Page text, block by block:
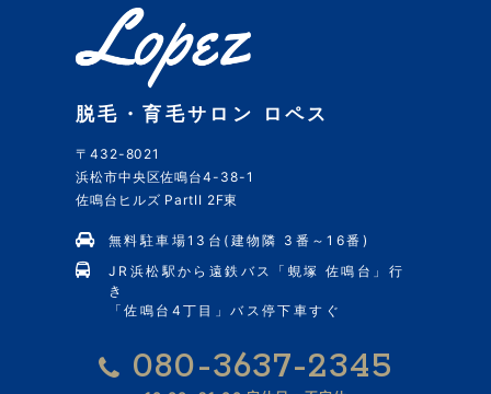
脱毛・育毛サロン ロペス
〒432-8021
浜松市中央区佐鳴台4-38-1
佐鳴台ヒルズ PartII 2F東
無料駐車場13台(建物隣 3番～16番)
JR浜松駅から遠鉄バス「蜆塚 佐鳴台」行
き
「佐鳴台4丁目」バス停下車すぐ
080-3637-2345